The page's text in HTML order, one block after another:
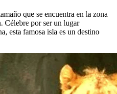
que se encuentra en la zona
Célebre por ser un lugar
esta famosa isla es un destino